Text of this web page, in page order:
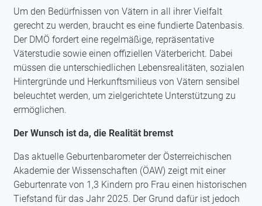
Um den Bedürfnissen von Vätern in all ihrer Vielfalt
gerecht zu werden, braucht es eine fundierte Datenbasis.
Der DMÖ fordert eine regelmäßige, repräsentative
Väterstudie sowie einen offiziellen Väterbericht. Dabei
müssen die unterschiedlichen Lebensrealitäten, sozialen
Hintergründe und Herkunftsmilieus von Vätern sensibel
beleuchtet werden, um zielgerichtete Unterstützung zu
ermöglichen.
Der Wunsch ist da, die Realität bremst
Das aktuelle Geburtenbarometer der Österreichischen
Akademie der Wissenschaften (ÖAW) zeigt mit einer
Geburtenrate von 1,3 Kindern pro Frau einen historischen
Tiefstand für das Jahr 2025. Der Grund dafür ist jedoch